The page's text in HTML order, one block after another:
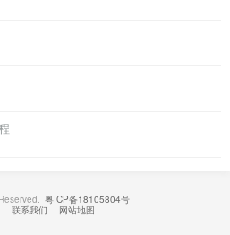
粤ICP备18105804号
联系我们 网站地图